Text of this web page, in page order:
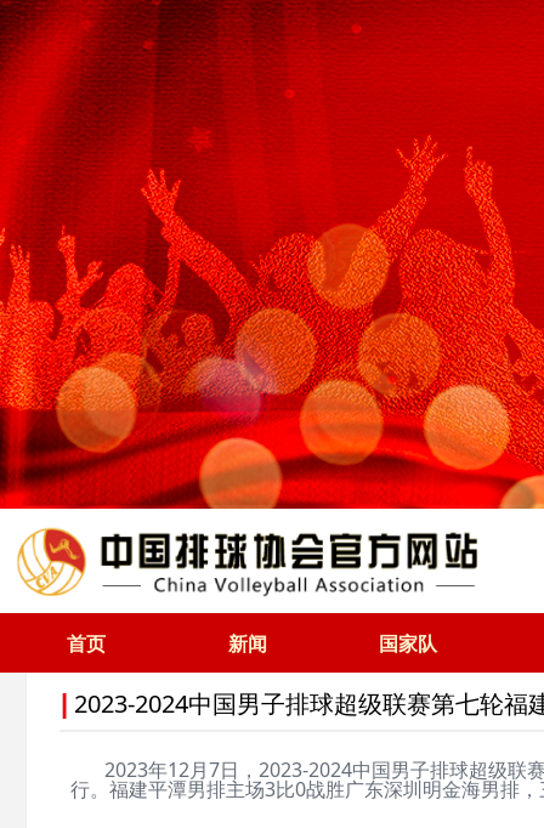
首页 新闻 国家队
| 2023-2024中国男子排球超级联赛第七轮福
2023年12月7日，2023-2024中国男子排球超级联
行。福建平潭男排主场3比0战胜广东深圳明金海男排